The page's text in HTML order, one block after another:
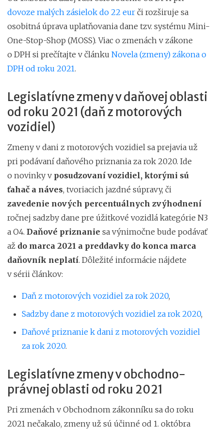
dovoze malých zásielok do 22 eur či rozširuje sa
osobitná úprava uplatňovania dane tzv. systému Mini-
One-Stop-Shop (MOSS). Viac o zmenách v zákone
o DPH si prečítajte v článku Novela (zmeny) zákona o
DPH od roku 2021.
Legislatívne zmeny v daňovej oblasti
od roku 2021 (daň z motorových
vozidiel)
Zmeny v dani z motorových vozidiel sa prejavia už
pri podávaní daňového priznania za rok 2020. Ide
o novinky v posudzovaní vozidiel, ktorými sú
ťahač a náves, tvoriacich jazdné súpravy, či
zavedenie nových percentuálnych zvýhodnení
ročnej sadzby dane pre úžitkové vozidlá kategórie N3
a O4. Daňové priznanie sa výnimočne bude podávať
až do marca 2021 a preddavky do konca marca
daňovník neplatí. Dôležité informácie nájdete
v sérii článkov:
Daň z motorových vozidiel za rok 2020,
Sadzby dane z motorových vozidiel za rok 2020,
Daňové priznanie k dani z motorových vozidiel
za rok 2020.
Legislatívne zmeny v obchodno-
právnej oblasti od roku 2021
Pri zmenách v Obchodnom zákonníku sa do roku
2021 nečakalo, zmeny už sú účinné od 1. októbra